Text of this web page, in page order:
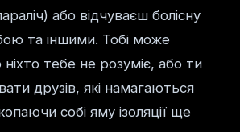
або відчуваєш болісну
та іншими. Тобі може
тебе не розуміє, або ти
друзів, які намагаються
собі яму ізоляції ще